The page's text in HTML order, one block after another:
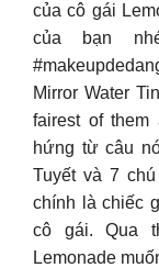
của cô gái
của bạn nhé
Mirror Water
fairest of them
hứng từ câu
Tuyết và 7
chính là chiếc
cô gái. Qua
Lemonade